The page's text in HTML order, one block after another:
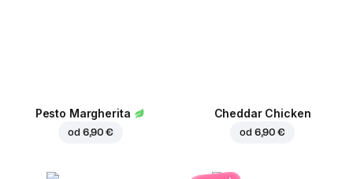
Pesto Margherita
od 6,90 €
Cheddar Chicken
od 6,90 €